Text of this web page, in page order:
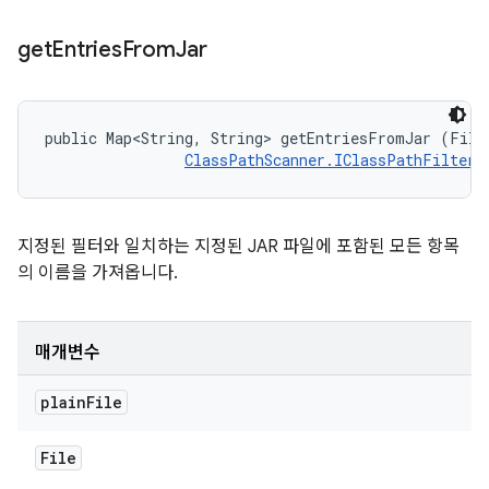
getEntriesFromJar
public Map<String, String> getEntriesFromJar
ClassPathScanner.IClassPathFilter
지정된 필터와 일치하는 지정된 JAR 파일에 포함된 모든 항목
의 이름을 가져옵니다.
매개변수
plainFile
File